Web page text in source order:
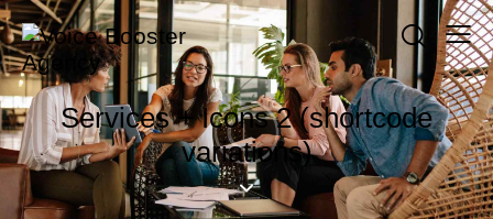
Services + Icons 2 (shortcode
variations)